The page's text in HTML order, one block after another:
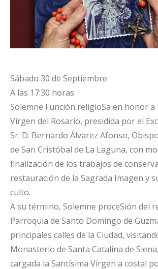
Sábado 30 de Septiembre
A las 17:30 horas
Solemne Función religioSa en honor a
Virgen del Rosario, presidida por el
Sr. D. Bernardo Álvarez Afonso,
de San Cristóbal de La Laguna, con
finalización de los trabajos de
restauración de la Sagrada Imagen y
culto.
A su término, Solemne proceSión del
Parroquia de Santo Domingo de
principales calles de la Ciudad,
Monasterio de Santa Catalina de
cargada la Santísima Virgen a costal